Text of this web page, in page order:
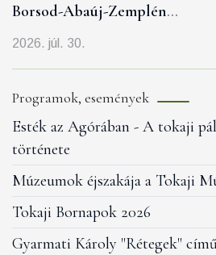
Borsod-Abaúj-Zemplén
vármegyében
2026. júl. 30.
KÖZLEMÉNYEK
Tájékoztató igazgatási szünetről
2026. júl. 24.
Tokaj Kritérium
kerékpárverseny
Programok, események
Esték az Agórában - A tokaji
története
Múzeumok éjszakája a Tokaji
Tokaji Bornapok 2026
Gyarmati Károly "Rétegek"